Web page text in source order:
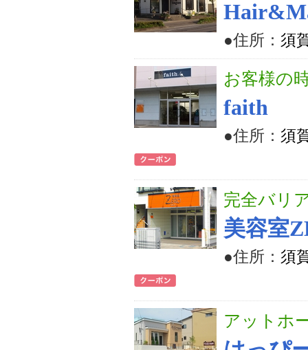
●住所： 須
お客様の
faith
●住所： 須
完全バリ
美容室
●住所： 須
アットホ